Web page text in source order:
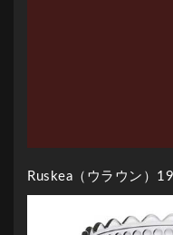
Ruskea（ウラウン）